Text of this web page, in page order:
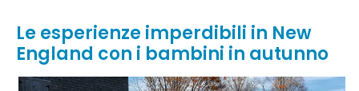
Le esperienze imperdibili in New
England con i bambini in autunno